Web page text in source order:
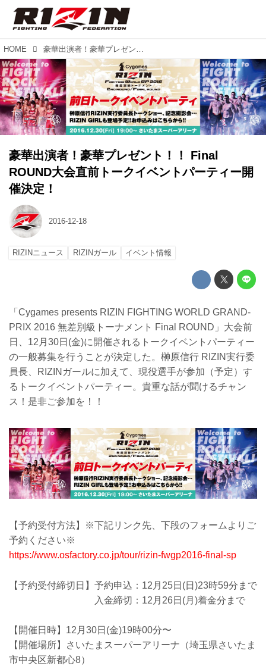
HOME 豪華出演者！豪華プレゼント！！ Final ROUND大会直前トークイベントパーティー開催決定！
豪華出演者！豪華プレゼント！！ Final
ROUND大会直前トークイベントパーティー開
催決定！
2016-12-18
RIZINニュース RIZINガール イベント情報
「Cygames presents RIZIN FIGHTING WORLD GRAND-
PRIX 2016 無差別級トーナメント Final ROUND」大会前
日、12月30日(金)に開催されるトークイベントパーティー
の一般募集を行うことが決定した。榊原信行 RIZIN実行委
員長、RIZINガールに加えて、現役選手が参加（予定）す
るトークイベントパーティー。貴重な話が聞けるチャン
ス！是非ご参加を！！
【予約受付方法】※下記リンク先、下段のフォームよりご
予約ください※
https://www.osfactory.co.jp/tour/rizin-fwgp2016-final-sp
【予約受付締切日】予約申込：12月25日(日)23時59分まで
入金締切：12月26日(月)着金分まで
【開催日時】12月30日(金)19時00分〜
【開催場所】さいたまスーパーアリーナ（埼玉県さいたま
市中央区新都心8）